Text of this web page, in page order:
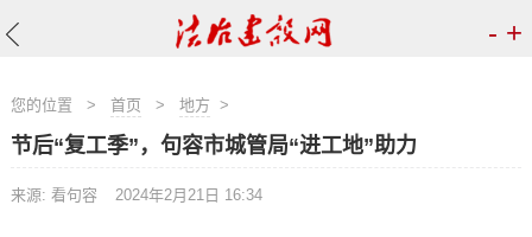
- +
您的位置 > 首页 > 地方 >
节后“复工季”，句容市城管局“进工地”助力
来源: 看句容 2024年2月21日 16:34